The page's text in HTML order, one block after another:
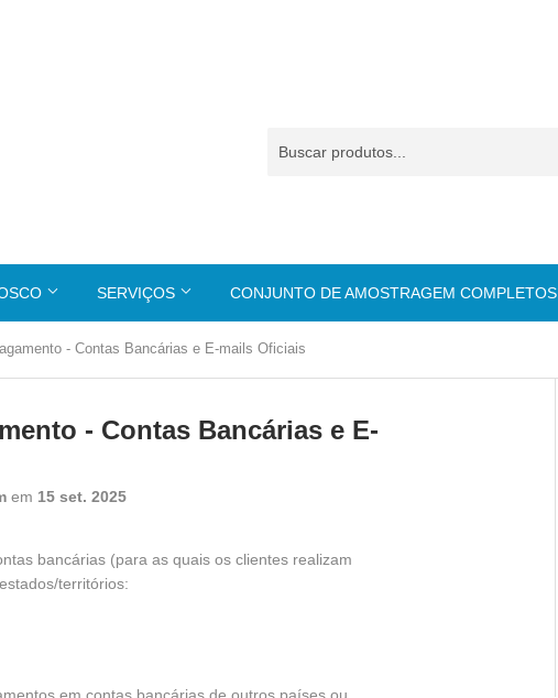
SERVIÇOS CONJUNTO DE AMOSTRAGEM COMPLETOS
- Contas Bancárias e E-mails Oficiais
- Contas Bancárias e E-
em 15 set. 2025
bancárias (para as quais os clientes realizam
territórios:
em contas bancárias de outros países ou